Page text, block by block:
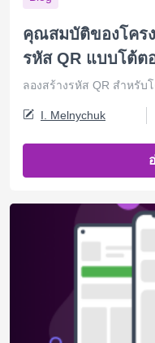
คุณสมบัติของโคร
รหัส QR แบบโต้ต
ลองสร้างรหัส QR สำหรับ
I. Melnychuk